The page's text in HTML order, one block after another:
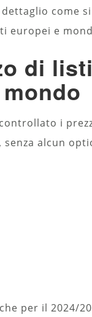
come
europei e
di
i
alcun
per il 2024/